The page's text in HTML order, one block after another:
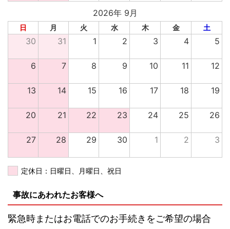
2026年 9月
日 月 火 水 木 金 土
30 31 1 2 3 4 5
6 7 8 9 10 11 12
13 14 15 16 17 18 19
20 21 22 23 24 25 26
27 28 29 30 1 2 3
定休日：日曜日、月曜日、祝日
事故にあわれたお客様へ
緊急時またはお電話でのお手続きをご希望の場合